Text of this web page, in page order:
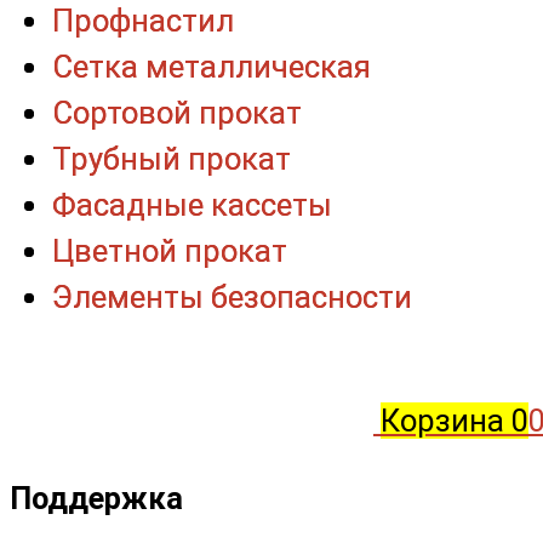
Корзина 0
Поддержка
Профнастил
Сетка металлическая
Сортовой прокат
Трубный прокат
Фасадные кассеты
Цветной прокат
Элементы безопасности
Профнастил
Сетка металлическая
Сортовой прокат
Трубный прокат
Фасадные кассеты
Цветной прокат
Элементы безопасности